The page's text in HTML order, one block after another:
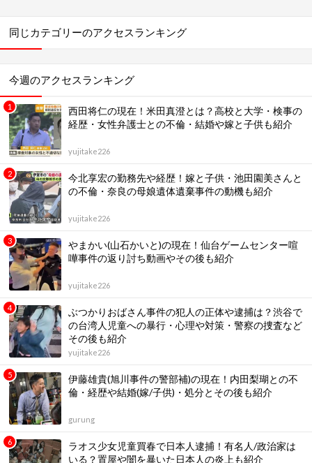
同じカテゴリーのアクセスランキング
今週のアクセスランキング
西田将仁の現在！米田真澄とは？高校と大学・検事の
経歴・女性弁護士との不倫・結婚や嫁と子供も紹介
yujitake226
今北享宏の勤務先や経歴！嫁と子供・池田園美さんと
の不倫・奈良の母娘遺体遺棄事件の動機も紹介
yujitake226
やまかい(山石かいと)の現在！仙台ゲームセンター喧
嘩事件の返り討ち動画やその後も紹介
yujitake226
ぶつかりおばさん事件の犯人の正体や逮捕は？渋谷で
の台湾人児童への暴行・心理や対策・警察の捜査など
その後も紹介
yujitake226
伊藤雄貴(旭川事件の警部補)の現在！内田梨瑚との不
倫・経歴や結婚(嫁/子供)・処分とその後も紹介
gurung
ラオス少女児童買春で日本人逮捕！有名人/政治家は
いる？置屋や闇を暴いた日本人の炎上も紹介